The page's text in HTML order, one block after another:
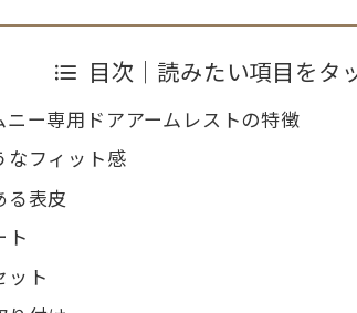
目次｜読みたい項目をタ
ニー専用ドアアームレストの特徴
なフィット感
る表皮
ト
ット